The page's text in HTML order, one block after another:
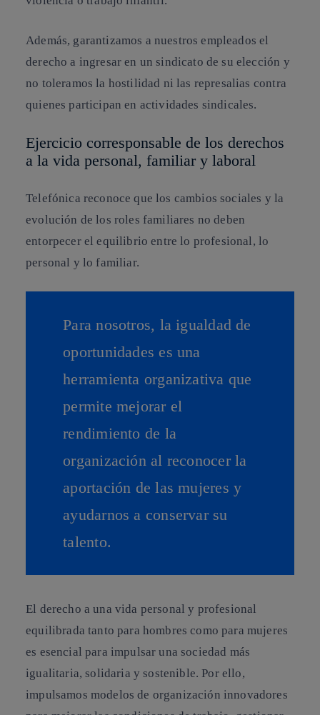
Además, garantizamos a nuestros empleados el
derecho a ingresar en un sindicato de su elección y
no toleramos la hostilidad ni las represalias contra
quienes participan en actividades sindicales.
Ejercicio corresponsable de los derechos
a la vida personal, familiar y laboral
Telefónica reconoce que los cambios sociales y la
evolución de los roles familiares no deben
entorpecer el equilibrio entre lo profesional, lo
personal y lo familiar.
Para nosotros, la igualdad de
oportunidades es una
herramienta organizativa que
permite mejorar el
rendimiento de la
organización al reconocer la
aportación de las mujeres y
ayudarnos a conservar su
talento.
El derecho a una vida personal y profesional
equilibrada tanto para hombres como para mujeres
es esencial para impulsar una sociedad más
igualitaria, solidaria y sostenible. Por ello,
impulsamos modelos de organización innovadores